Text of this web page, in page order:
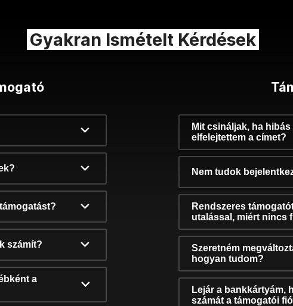
Gyakran Ismételt Kérdések
számít?
a
Mit csináljak, ha
elfelejtettem a címet?
Nem tudok
Rendszeres
utalással, miért nincs
Szeretném
hogyan tudom?
Lejár a bankkártyám,
számát a támogatói